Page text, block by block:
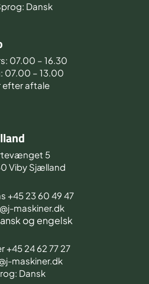
Dansk
07.00 – 16.30
07.00 – 13.00
efter aftale
5
Viby Sjælland
+45 23 60 49 47
maskiner.dk
og engelsk
+45 24 62 77 27
maskiner.dk
Dansk